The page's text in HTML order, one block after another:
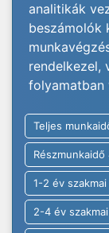
analitikák
beszámolók
rendelkezel,
folyamatban
Teljes
Részmunkaidő
1-2 év
2-4 év